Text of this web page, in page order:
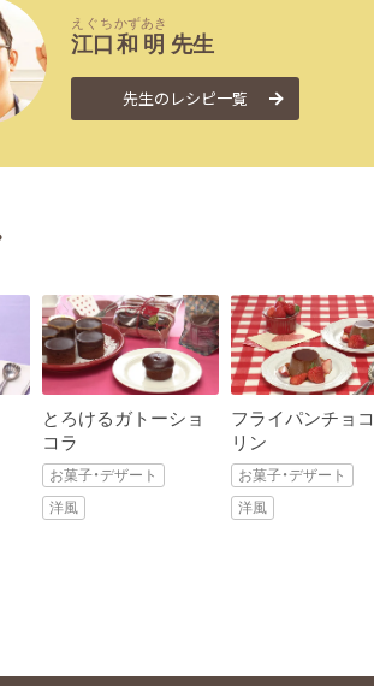
江口
えぐち
和明
かずあき
先生
先生のレシピ一覧
とろけるガトーショ
コラ
お菓子・デザート
洋風
フライパンチョ
リン
お菓子・デザート
洋風